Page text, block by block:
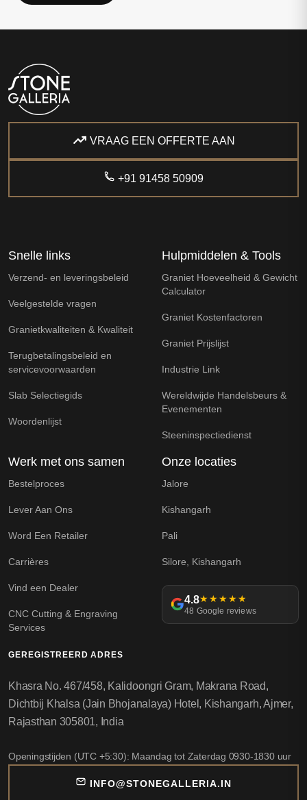
VRAAG EEN OFFERTE AAN
+91 91458 50909
Snelle links
Verzend- en leveringsbeleid
Veelgestelde vragen
Granietkwaliteiten & Kwaliteit
Terugbetalingsbeleid en
servicevoorwaarden
Slab Selectiegids
Woordenlijst
Hulpmiddelen & Tools
Graniet Hoeveelheid & Gewicht
Calculator
Graniet Kostenfactoren
Graniet Prijslijst
Industrie Link
Wereldwijde Handelsbeurs &
Evenementen
Steeninspectiedienst
Werk met ons samen
Bestelproces
Lever Aan Ons
Word Een Retailer
Carrières
Vind een Dealer
CNC Cutting & Engraving
Services
Onze locaties
Jalore
Kishangarh
Pali
Silore, Kishangarh
4.8★★★★★
48 Google reviews
GEREGISTREERD ADRES
Khasra No. 467/458, Kalidoongri Gram, Makrana Road,
Dichtbij Khalsa (Jain Bhojanalaya) Hotel, Kishangarh, Ajmer,
Rajasthan 305801, India
Openingstijden (UTC +5:30): Maandag tot Zaterdag 0930-1830 uur
INFO@STONEGALLERIA.IN